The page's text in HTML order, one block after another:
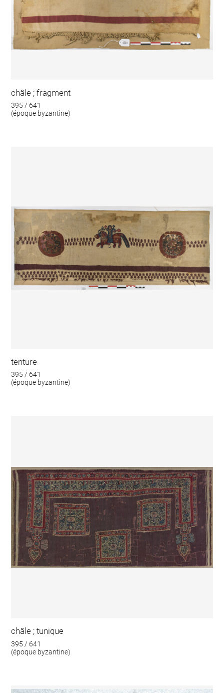
châle ; fragment
395 / 641
(époque byzantine)
tenture
395 / 641
(époque byzantine)
châle ; tunique
395 / 641
(époque byzantine)